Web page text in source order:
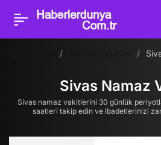
Sivas Namaz
Sivas namaz vakitlerini 30 günlük
saatleri takip edin ve ibadetlerinizi